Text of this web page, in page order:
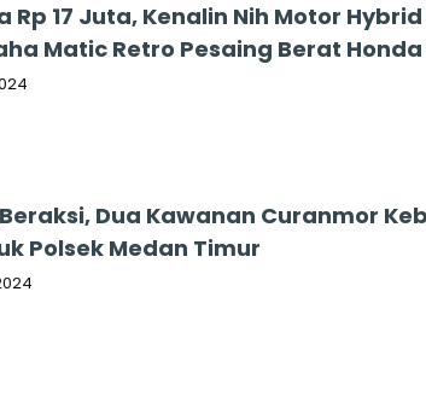
Rp 17 Juta, Kenalin Nih Motor Hybrid
Matic Retro Pesaing Berat Honda
Dua Kawanan Curanmor
Polsek Medan Timur